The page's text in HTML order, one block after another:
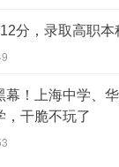
分，录取高职本
幕！上海中学、
，干脆不玩了